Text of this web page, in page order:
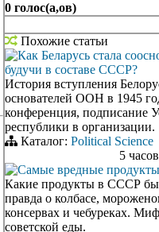
0 голос(а,ов)
Похожие статьи
Как Беларусь стала
будучи в составе СССР?
История вступления
основателей ООН в 1945
конференция, подписание
республики в организации.
Каталог: Political Science
5
Самые вредные
Какие продукты в СССР
правда о колбасе,
консервах и чебуреках.
советской еды.